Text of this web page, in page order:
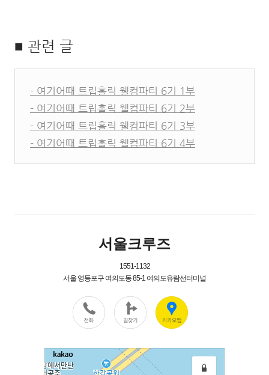
■ 관련 글
- 여기어때 트립홀릭 웰컴파티 6기 1부
- 여기어때 트립홀릭 웰컴파티 6기 2부
- 여기어때 트립홀릭 웰컴파티 6기 3부
- 여기어때 트립홀릭 웰컴파티 6기 4부